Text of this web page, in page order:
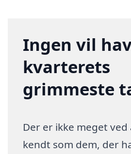
Ingen vil
kvarterets
grimmeste
Der er ikke meget
kendt som dem, der